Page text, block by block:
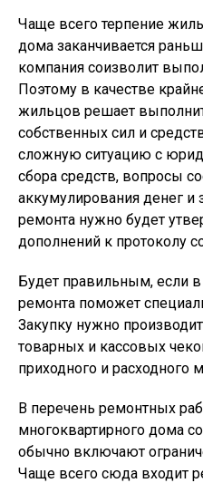
Чаще всего терпение
дома заканчивается
компания соизволит
Поэтому в качестве
жильцов решает
собственных сил и
сложную ситуацию с
сбора средств, вопросы
аккумулирования денег и
ремонта нужно будет
дополнений к протоколу
Будет правильным, если
ремонта поможет
Закупку нужно
товарных и кассовых
приходного и расходного
В перечень ремонтных
многоквартирного дома
обычно включают
Чаще всего сюда входит